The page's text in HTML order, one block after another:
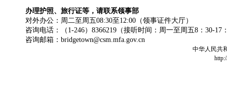
办理护照、旅行证等，请联系领事部
对外办公：周二至周五08:30至12:00（领事证件大厅）
咨询电话：（1-246）8366219（接听时间：周一至周五8：30-17
咨询邮箱：bridgetown@csm.mfa.gov.cn
中华人民共